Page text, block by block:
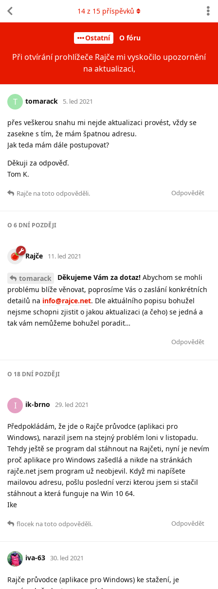
Ostatní O fóru
Při otvírání prohlížeče Rajče mi vyskočilo upozornění
na aktualizaci,
14 z 15 příspěvků
T tomarack 5. led 2021
přes veškerou snahu mi nejde aktualizaci provést, vždy se
zasekne s tím, že mám špatnou adresu.
Jak teda mám dále postupovat?
Děkuji za odpověď.
Tom K.
Odpovědět
Rajče na toto odpověděli.
O 6 DNÍ POZDĚJI
Rajče 11. led 2021
tomarack Děkujeme Vám za dotaz! Abychom se mohli
problému blíže věnovat, poprosíme Vás o zaslání konkrétních
detailů na info@rajce.net. Dle aktuálního popisu bohužel
nejsme schopni zjistit o jakou aktualizaci (a čeho) se jedná a
tak vám nemůžeme bohužel poradit…
Odpovědět
O 18 DNÍ POZDĚJI
I ik-brno 29. led 2021
Předpokládám, že jde o Rajče průvodce (aplikaci pro
Windows), narazil jsem na stejný problém loni v listopadu.
Tehdy ještě se program dal stáhnout na Rajčeti, nyní je nevím
proč aplikace pro Windows zašedlá a nikde na stránkách
rajče.net jsem program už neobjevil. Když mi napíšete
mailovou adresu, pošlu poslední verzi kterou jsem si stačil
stáhnout a která funguje na Win 10 64.
Ike
Odpovědět
flocek na toto odpověděli.
iva-63 30. led 2021
Rajče průvodce (aplikace pro Windows) ke stažení, je